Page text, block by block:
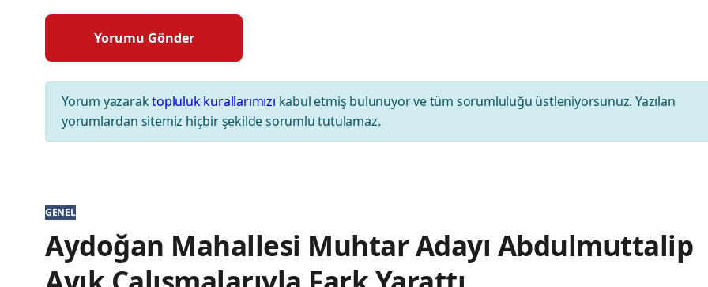
Yorum yazaraktopluluk kurallarımızı kabul etmiş bulunuyor ve tüm sorumluluğu üstleniyorsunuz. Yazılan
yorumlardan sitemiz hiçbir şekilde sorumlu tutulamaz.
GENEL
Aydoğan Mahallesi Muhtar Adayı Abdulmuttalip